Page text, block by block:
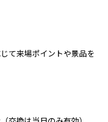
て来場ポイントや景品を